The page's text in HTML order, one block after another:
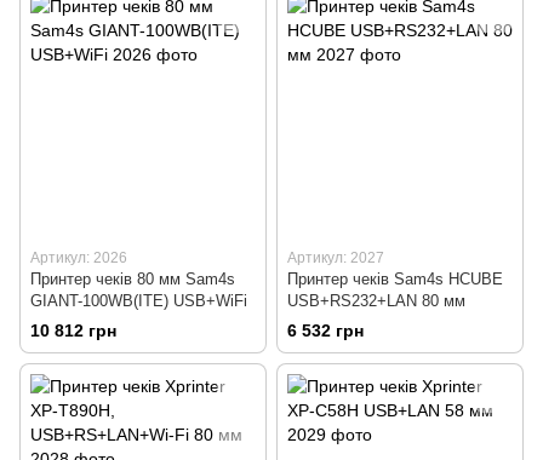
Артикул: 2026
Принтер чеків 80 мм Sam4s
GIANT-100WB(ITE) USB+WiFi
10 812 грн
Артикул: 2027
Принтер чеків Sam4s HCUBE
USB+RS232+LAN 80 мм
6 532 грн